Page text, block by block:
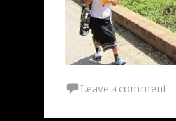
Leave a comment